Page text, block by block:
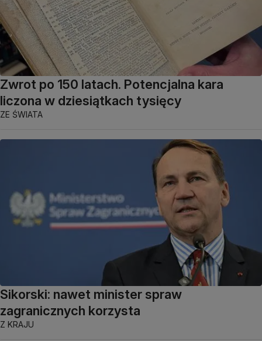
Zwrot po 150 latach. Potencjalna kara
liczona w dziesiątkach tysięcy
ZE ŚWIATA
Sikorski: nawet minister spraw
zagranicznych korzysta
Z KRAJU